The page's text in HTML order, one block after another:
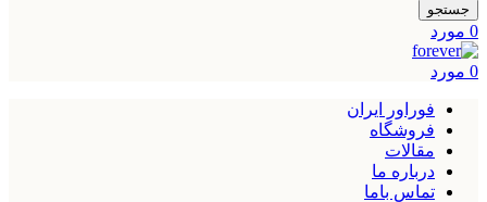
جستجو
0 مورد
0 مورد
فوراور ایران
فروشگاه
مقالات
درباره ما
تماس باما